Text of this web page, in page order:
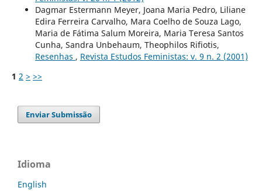
Dagmar Estermann Meyer, Joana Maria Pedro, Liliane
Edira Ferreira Carvalho, Mara Coelho de Souza Lago,
Maria de Fátima Salum Moreira, Maria Teresa Santos
Cunha, Sandra Unbehaum, Theophilos Rifiotis,
Resenhas , Revista Estudos Feministas: v. 9 n. 2 (2001)
1 2 > >>
Enviar Submissão
Idioma
English